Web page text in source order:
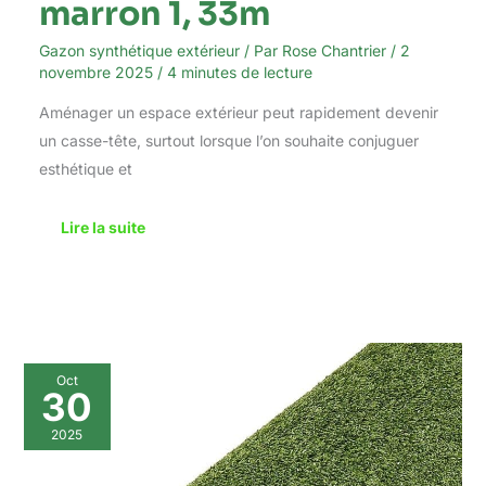
marron 1, 33m
Gazon synthétique extérieur/ Par Rose Chantrier / 2
novembre 2025 / 4 minutes de lecture
Aménager un espace extérieur peut rapidement devenir
un casse-tête, surtout lorsque l’on souhaite conjuguer
esthétique et
Lire la suite
Oct
30
2025
Test
du
gazon
synthétique
TAPISO